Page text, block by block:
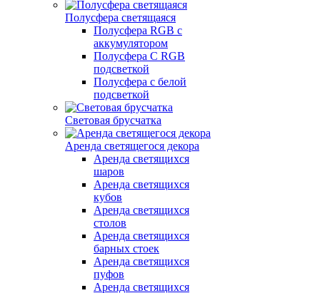
Полусфера светящаяся
Полусфера RGB с
аккумулятором
Полусфера С RGB
подсветкой
Полусфера с белой
подсветкой
Световая брусчатка
Аренда светящегося декора
Аренда светящихся
шаров
Аренда светящихся
кубов
Аренда светящихся
столов
Аренда светящихся
барных стоек
Аренда светящихся
пуфов
Аренда светящихся